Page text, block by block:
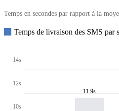
Temps en secondes par rapport à la
Temps de livraison des SMS par
14s
12s
10s
11.9s